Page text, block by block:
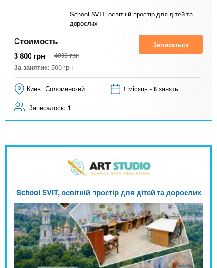
School SVIT, освітній простір для дітей та
дорослих
Стоимость
3 800 грн 4000 грн
За занятие: 500 грн
Записаться
Киев Соломенский 1 місяць - 8 занять
Записалось: 1
School SVIT, освітній простір для дітей та дорослих